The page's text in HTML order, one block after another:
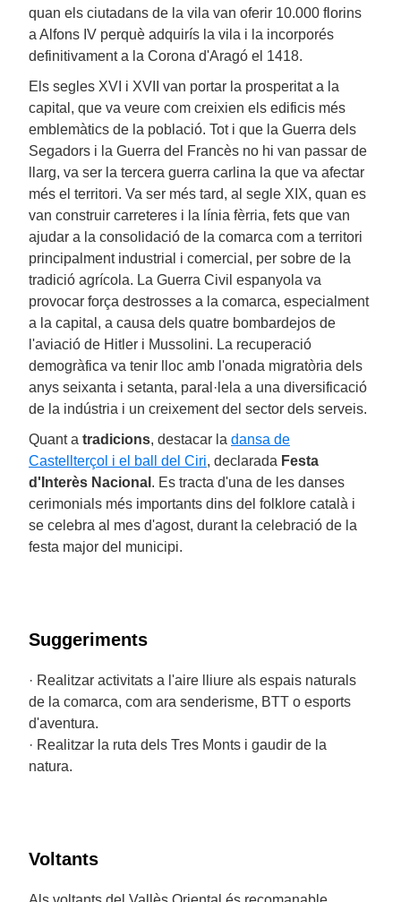
quan els ciutadans de la vila van oferir 10.000 florins
a Alfons IV perquè adquirís la vila i la incorporés
definitivament a la Corona d'Aragó el 1418.
Els segles XVI i XVII van portar la prosperitat a la
capital, que va veure com creixien els edificis més
emblemàtics de la població. Tot i que la Guerra dels
Segadors i la Guerra del Francès no hi van passar de
llarg, va ser la tercera guerra carlina la que va afectar
més el territori. Va ser més tard, al segle XIX, quan es
van construir carreteres i la línia fèrria, fets que van
ajudar a la consolidació de la comarca com a territori
principalment industrial i comercial, per sobre de la
tradició agrícola. La Guerra Civil espanyola va
provocar força destrosses a la comarca, especialment
a la capital, a causa dels quatre bombardejos de
l'aviació de Hitler i Mussolini. La recuperació
demogràfica va tenir lloc amb l'onada migratòria dels
anys seixanta i setanta, paral·lela a una diversificació
de la indústria i un creixement del sector dels serveis.
Quant a tradicions, destacar la dansa de
Castellterçol i el ball del Ciri, declarada Festa
d'Interès Nacional . Es tracta d'una de les danses
cerimonials més importants dins del folklore català i
se celebra al mes d'agost, durant la celebració de la
festa major del municipi.
Suggeriments
· Realitzar activitats a l'aire lliure als espais naturals
de la comarca, com ara senderisme, BTT o esports
d'aventura.
· Realitzar la ruta dels Tres Monts i gaudir de la
natura.
Voltants